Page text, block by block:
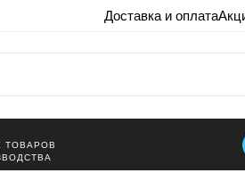
Доставка и оплата